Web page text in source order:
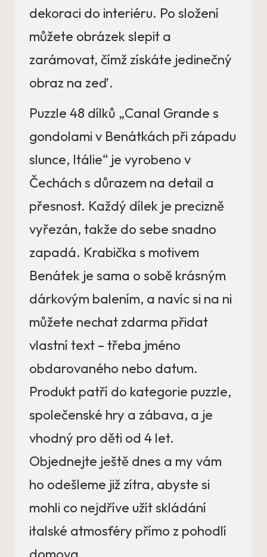
dekoraci do interiéru. Po složení
můžete obrázek slepit a
zarámovat, čímž získáte jedinečný
obraz na zeď.
Puzzle 48 dílků „Canal Grande s
gondolami v Benátkách při západu
slunce, Itálie“ je vyrobeno v
Čechách s důrazem na detail a
přesnost. Každý dílek je precizně
vyřezán, takže do sebe snadno
zapadá. Krabička s motivem
Benátek je sama o sobě krásným
dárkovým balením, a navíc si na ni
můžete nechat zdarma přidat
vlastní text – třeba jméno
obdarovaného nebo datum.
Produkt patří do kategorie puzzle,
společenské hry a zábava, a je
vhodný pro děti od 4 let.
Objednejte ještě dnes a my vám
ho odešleme již zítra, abyste si
mohli co nejdříve užít skládání
italské atmosféry přímo z pohodlí